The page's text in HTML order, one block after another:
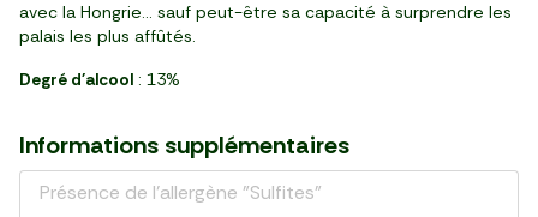
avec la Hongrie… sauf peut-être sa capacité à surprendre les
palais les plus affûtés.
Degré d'alcool : 13%
Informations supplémentaires
Présence de l'allergène "Sulfites"